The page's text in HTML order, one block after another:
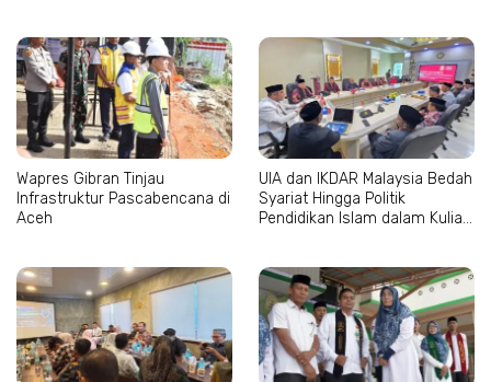
Wapres Gibran Tinjau
Infrastruktur Pascabencana di
Aceh
UIA dan IKDAR Malaysia Bedah
Syariat Hingga Politik
Pendidikan Islam dalam Kuliah